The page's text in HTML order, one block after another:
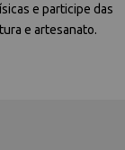
e participe das
e artesanato.